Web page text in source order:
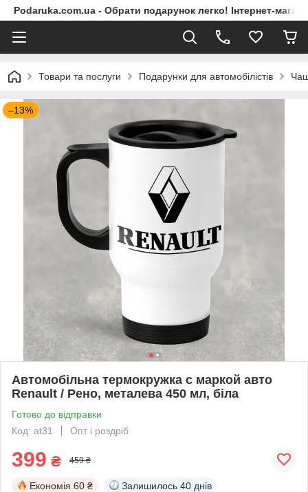
Podaruka.com.ua - Обрати подарунок легко! Інтернет-
Товари та послуги Подарунки для автомобілістів
–13%
Автомобільна термокружка с маркой авто
Renault / Рено, металева 450 мл, біла
Готово до відправки
Код: at31
Опт і роздріб
399 ₴ 459 ₴
Економія 60 ₴ Залишилось 40 днів